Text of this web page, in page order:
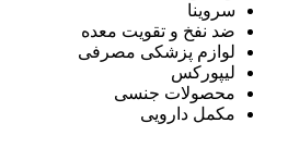
سروینا
ضد نفخ و تقویت معده
لوازم پزشکی مصرفی
لیپورکس
محصولات جنسی
مکمل دارویی